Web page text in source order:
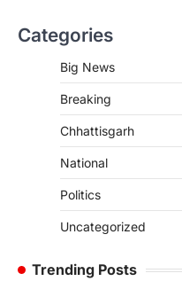
Categories
Big News
Breaking
Chhattisgarh
National
Politics
Uncategorized
Trending Posts
जशपुर
CG:
बनाने की